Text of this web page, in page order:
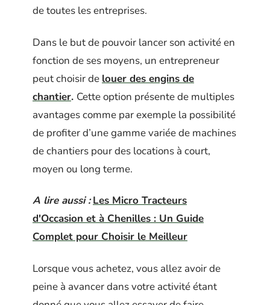
de toutes les entreprises.
Dans le but de pouvoir lancer son activité en
fonction de ses moyens, un entrepreneur
peut choisir de louer des engins de
chantier. Cette option présente de multiples
avantages comme par exemple la possibilité
de profiter d’une gamme variée de machines
de chantiers pour des locations à court,
moyen ou long terme.
A lire aussi : Les Micro Tracteurs
d'Occasion et à Chenilles : Un Guide
Complet pour Choisir le Meilleur
Lorsque vous achetez, vous allez avoir de
peine à avancer dans votre activité étant